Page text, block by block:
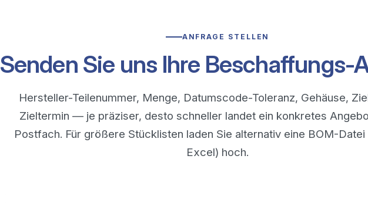
ANFRAGE STELLEN
Senden Sie uns Ihre Beschaffungs-
Hersteller-Teilenummer, Menge, Datumscode-Toleranz, Gehäuse,
Zieltermin — je präziser, desto schneller landet ein konkretes
Postfach. Für größere Stücklisten laden Sie alternativ eine BOM-
Excel) hoch.